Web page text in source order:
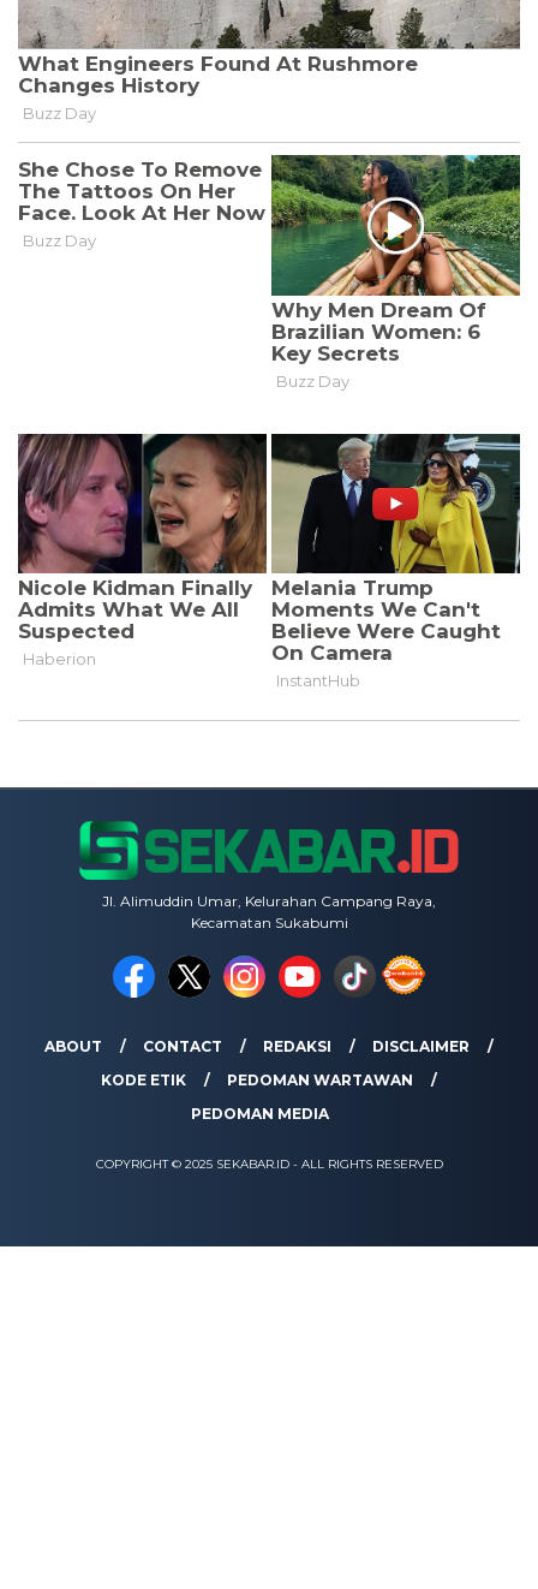
Jl. Alimuddin Umar, Kelurahan Campang Raya,
Kecamatan Sukabumi
ABOUT CONTACT REDAKSI
DISCLAIMER
KODE ETIK
PEDOMAN WARTAWAN
PEDOMAN MEDIA
COPYRIGHT © 2025 SEKABAR.ID - ALL RIGHTS RESERVED